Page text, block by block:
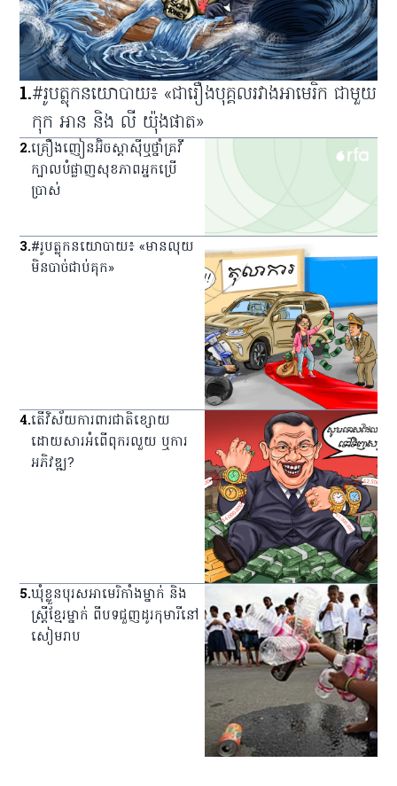
1.#រូបត្លុកនយោបាយ៖ «ជារឿងបុគ្គលរវាងអាមេរិក ជាមួយ
កុក អាន និង លី យ៉ុងផាត»
2.គ្រឿង​ញៀន​អ៊ិចស្តាស៊ី​ឬ​ថ្នាំ​គ្រវី​
ក្បាល​បំផ្លាញ​សុខភាព​អ្នក​ប្រើ
ប្រាស់
3.#រូបត្លុកនយោបាយ៖ «មានលុយ
មិនបាច់ជាប់គុក»
4.តើវិស័យការពារជាតិខ្សោយ
ដោយសារអំពើពុករលួយ ឬការ
អភិវឌ្ឍ?
5.ឃុំ​ខ្លួន​បុរស​អាមេរិកាំង​ម្នាក់ និង​
ស្ត្រី​ខ្មែរ​ម្នាក់ ពី​បទ​ជួញ​ដូរ​កុមារី​នៅ​
សៀមរាប